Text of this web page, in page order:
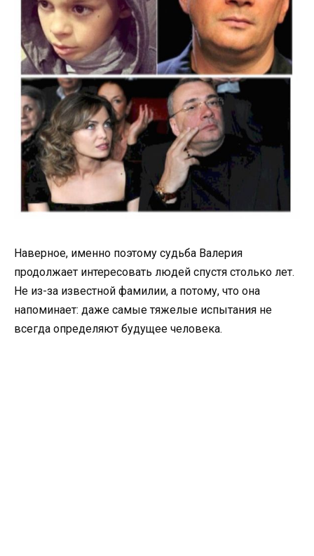
Наверное, именно поэтому судьба Валерия
продолжает интересовать людей спустя столько лет.
Не из-за известной фамилии, а потому, что она
напоминает: даже самые тяжелые испытания не
всегда определяют будущее человека.